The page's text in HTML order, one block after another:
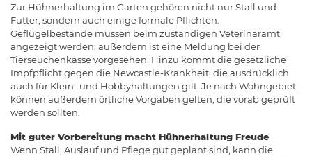
Zur Hühnerhaltung im Garten gehören nicht nur Stall und
Futter, sondern auch einige formale Pflichten.
Geflügelbestände müssen beim zuständigen Veterinäramt
angezeigt werden; außerdem ist eine Meldung bei der
Tierseuchenkasse vorgesehen. Hinzu kommt die gesetzliche
Impfpflicht gegen die Newcastle-Krankheit, die ausdrücklich
auch für Klein- und Hobbyhaltungen gilt. Je nach Wohngebiet
können außerdem örtliche Vorgaben gelten, die vorab geprüft
werden sollten.
Mit guter Vorbereitung macht Hühnerhaltung Freude
Wenn Stall, Auslauf und Pflege gut geplant sind, kann die